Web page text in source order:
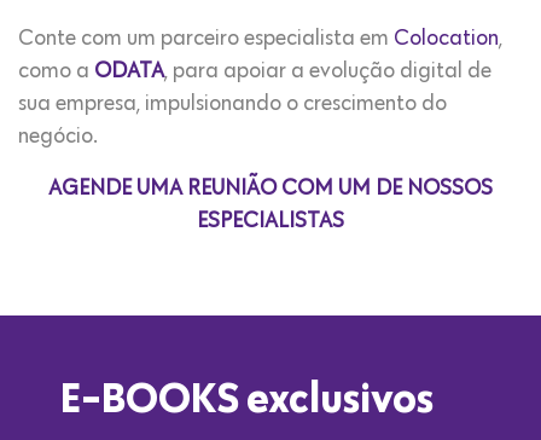
Conte com um parceiro especialista em Colocation,
como a ODATA, para apoiar a evolução digital de
sua empresa, impulsionando o crescimento do
negócio.
AGENDE UMA REUNIÃO COM UM DE NOSSOS
ESPECIALISTAS
E-BOOKS exclusivos